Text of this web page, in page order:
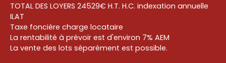
TOTAL DES LOYERS 24529€ H.T. H.C. indexation annuelle
ILAT
Taxe foncière charge locataire
La rentabilité à prévoir est d'environ 7% AEM
La vente des lots séparément est possible.